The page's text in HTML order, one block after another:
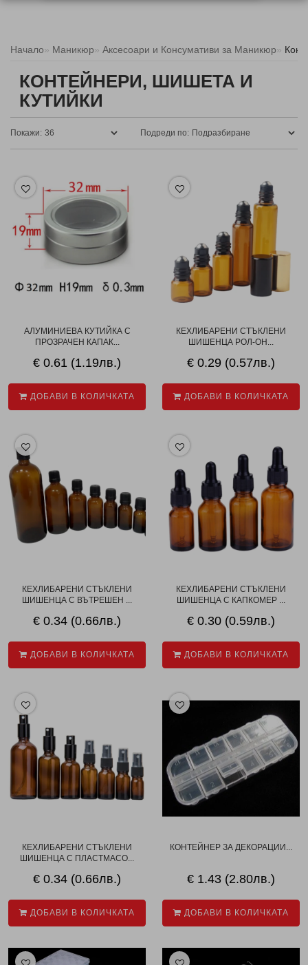
Начало Маникюр Аксесоари и Консумативи за Маникюр
КОНТЕЙНЕРИ, ШИШЕТА И
КУТИЙКИ
Подреди по:
Покажи:
АЛУМИНИЕВА КУТИЙКА С
ПРОЗРАЧЕН КАПАК...
€ 0.61 (1.19лв.)
ДОБАВИ В КОЛИЧКАТА
КЕХЛИБАРЕНИ СТЪКЛЕНИ
ШИШЕНЦА РОЛ-ОН...
€ 0.29 (0.57лв.)
ДОБАВИ В КОЛИЧКАТА
КЕХЛИБАРЕНИ СТЪКЛЕНИ
ШИШЕНЦА С ВЪТРЕШЕН ...
€ 0.34 (0.66лв.)
ДОБАВИ В КОЛИЧКАТА
КЕХЛИБАРЕНИ СТЪКЛЕНИ
ШИШЕНЦА С КАПКОМЕР ...
€ 0.30 (0.59лв.)
ДОБАВИ В КОЛИЧКАТА
КЕХЛИБАРЕНИ СТЪКЛЕНИ
ШИШЕНЦА С ПЛАСТМАСО...
€ 0.34 (0.66лв.)
ДОБАВИ В КОЛИЧКАТА
КОНТЕЙНЕР ЗА ДЕКОРАЦИИ...
€ 1.43 (2.80лв.)
ДОБАВИ В КОЛИЧКАТА